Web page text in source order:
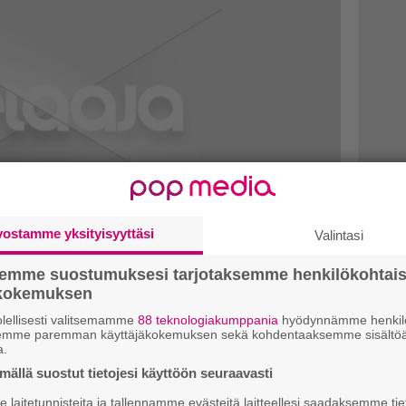
Batman-pelit saapuvat
ja Arkham City päivitettään Unreal
yksityisyyttäsi Valintasi
suostumuksesi tarjotaksemme
valitsemamme 88 teknologiakumppania hyödynnämme
paremman käyttäjäkokemuksen sekä kohdentaaksemme
suostut tietojesi käyttöön seuraavasti
laitetunnisteita ja tallennamme evästeitä laitteellesi saadaksemme